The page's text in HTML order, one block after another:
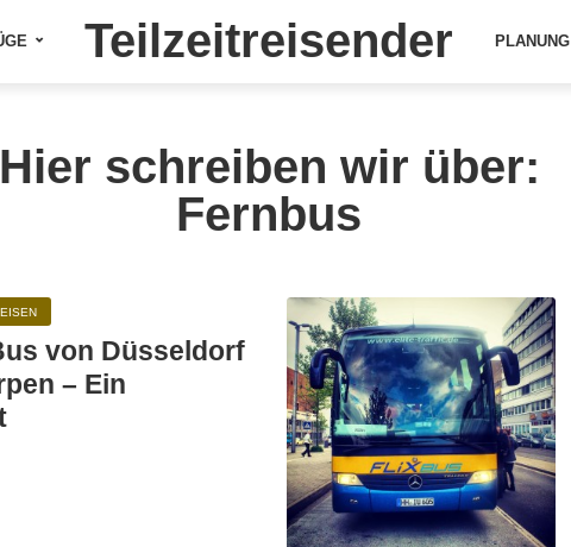
Teilzeitreisender PLANUNG
Hier schreiben wir über:
Fernbus
von Düsseldorf
– Ein